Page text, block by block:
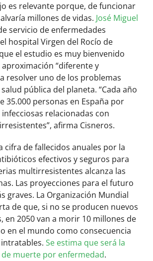
es relevante porque, de funcionar
millones de vidas. José Miguel
servicio de enfermedades
hospital Virgen del Rocío de
el estudio es muy bienvenido
“diferente y
resolver uno de los problemas
pública del planeta. “Cada año
35.000 personas en España por
relacionadas con
afirma Cisneros.
cifra de fallecidos anuales por la
efectivos y seguros para
multirresistentes alcanza las
Las proyecciones para el futuro
graves. La Organización Mundial
de que, si no se producen nuevos
en 2050 van a morir 10 millones de
en el mundo como consecuencia
Se estima que será la
muerte por enfermedad.